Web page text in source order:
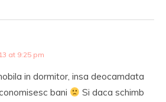
at 9:25 pm
in dormitor, insa deocamdata
bani
Si daca schimb